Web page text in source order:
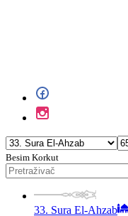
Besim Korkut
33. Sura El-Ahzab